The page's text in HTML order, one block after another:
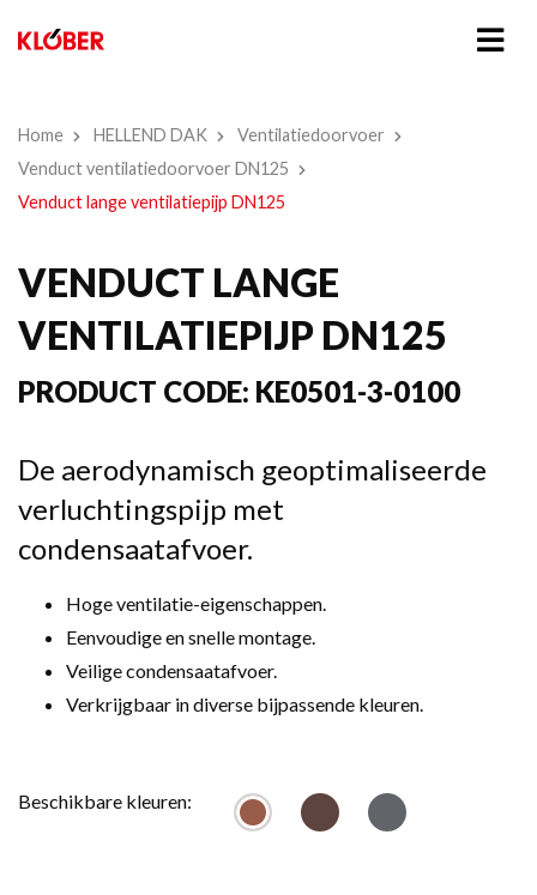
Home HELLEND DAK
Ventilatiedoorvoer
Venduct ventilatiedoorvoer DN125
Venduct lange ventilatiepijp DN125
VENDUCT LANGE
VENTILATIEPIJP DN125
PRODUCT CODE: KE0501-3-0100
De aerodynamisch geoptimaliseerde
verluchtingspijp met
condensaatafvoer.
Hoge ventilatie-eigenschappen.
Eenvoudige en snelle montage.
Veilige condensaatafvoer.
Verkrijgbaar in diverse bijpassende kleuren.
Beschikbare kleuren: